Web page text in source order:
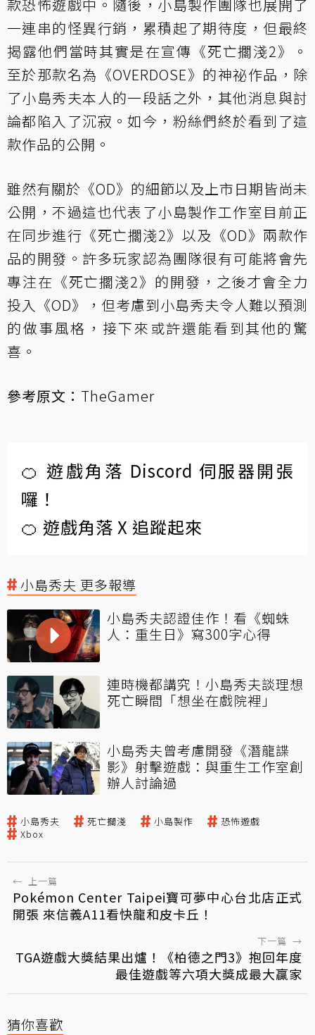
款恐怖遊戲中。隨後，小島製作團隊也展開了
一連串的怪異行銷，累積起了期待度，但最終
揭露他們當時其實是在宣傳《死亡擱淺2》。
至於那款名為《OVERDOSE》的神祕作品，除
了小島秀夫本人的一段話之外，其他消息與討
論都陷入了沉寂。如今，粉絲們終於看到了這
款作品的公開。
雖然有關於《OD》的細節以及上市日期皆尚未
公開，不過這也代表了小島製作工作室目前正
在同步進行《死亡擱淺2》以及《OD》兩款作
品的開發。許多玩家認為團隊很有可能將會先
專注在《死亡擱淺2》的開發，之後才會全力
投入《OD》，但考慮到小島秀夫令人難以預測
的做事風格，接下來或許還能看到其他的驚
喜。
參考原文： TheGamer
🍊 遊戲角落 Discord 伺服器開張
囉！
🍊 遊戲角落 X 追蹤起來
小島秀夫 更多報導
小島秀夫認證佳作！看《蜘蛛
人：重生日》寫300字心得
連時機都講究！小島秀夫談理想
死亡瞬間「想坐在戲院裡」
小島秀夫曾考慮開發《潛龍諜
影》射擊遊戲：與重生工作室創
辦人討論過
小島秀夫 死亡擱淺 小島製作
恐怖遊戲
Xbox
← 上一篇
Pokémon Center Taipei寶可夢中心台北店正式
開張 來信義A11看快龍和皮卡丘！
下一篇 →
TGA遊戲大獎結果出爐！《柏德之門3》抱回年度
最佳遊戲等六項大獎成最大贏家
猜你喜歡